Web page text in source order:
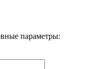
параметры: